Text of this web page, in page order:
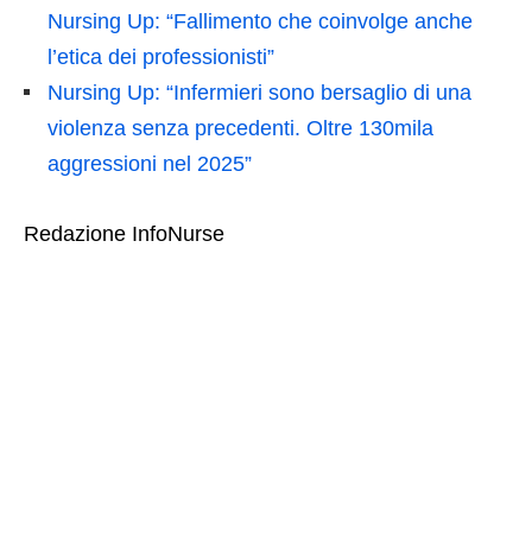
Nursing Up: “Fallimento che coinvolge anche
l’etica dei professionisti”
Nursing Up: “Infermieri sono bersaglio di una
violenza senza precedenti. Oltre 130mila
aggressioni nel 2025”
Redazione InfoNurse